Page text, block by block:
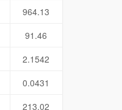
964.13
91.46
2.1542
0.0431
213.02